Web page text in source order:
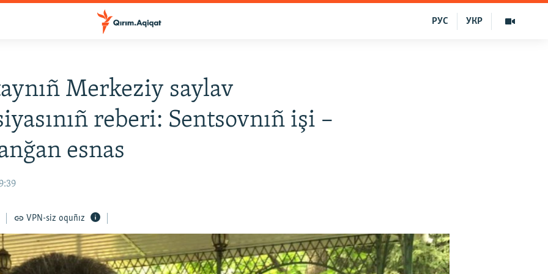
УКР
РУС
Merkeziy saylav
reberi: Sentsovnıñ işi –
esnas
VPN-siz oquñız